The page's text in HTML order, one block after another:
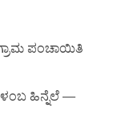
ಪಂಚಾಯಿತಿ
ಹಿನ್ನೆಲೆ —